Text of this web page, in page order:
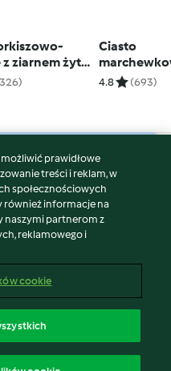
ziarnem żyta
Ciasto
4.8 (693)
prawidłowe
treści i reklam, w
społecznościowych
również informacje na
naszymi partnerom z
reklamowego i
cookie